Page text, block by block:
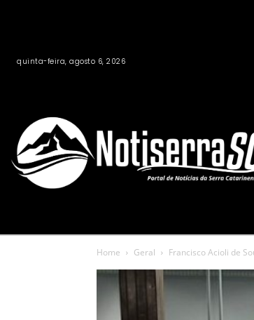
quinta-feira, agosto 6, 2026
Home Geral Francisco Acioli de